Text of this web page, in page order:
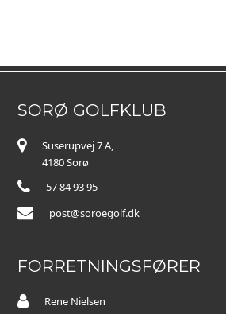
SORØ GOLFKLUB
Suserupvej 7 A,
4180 Sorø
57 84 93 95
post@soroegolf.dk
FORRETNINGSFØRER
Rene Nielsen